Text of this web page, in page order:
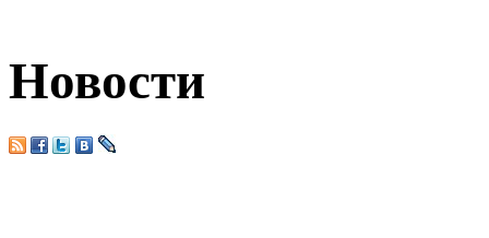
Новости